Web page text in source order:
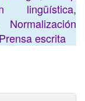
lingüística,
Normalización
Prensa escrita